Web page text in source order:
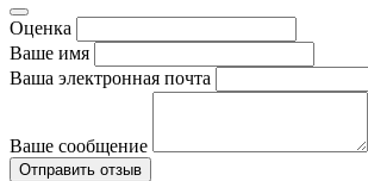
Оценка
Ваше имя
Ваша электронная почта
Ваше сообщение
Отправить отзыв